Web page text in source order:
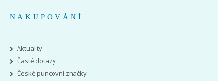
NAKUPOVÁNÍ
Aktuality
Časté dotazy
České puncovní značky